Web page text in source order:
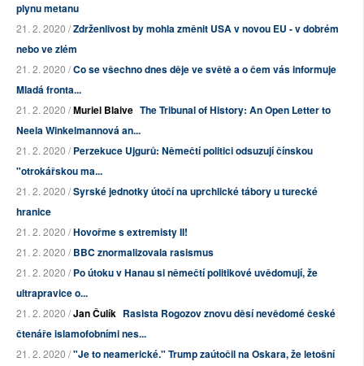
plynu metanu
21. 2. 2020 /Zdrženlivost by mohla změnit USA v novou EU - v dobrém
nebo ve zlém
21. 2. 2020 /Co se všechno dnes děje ve světě a o čem vás informuje
Mladá fronta...
21. 2. 2020 /Muriel Blaive The Tribunal of History: An Open Letter to
Neela Winkelmannová an...
21. 2. 2020 /Perzekuce Ujgurů: Němečtí politici odsuzují čínskou
"otrokářskou ma...
21. 2. 2020 /Syrské jednotky útočí na uprchlické tábory u turecké
hranice
21. 2. 2020 /Hovořme s extremisty II!
21. 2. 2020 /BBC znormalizovala rasismus
21. 2. 2020 /Po útoku v Hanau si němečtí politikové uvědomují, že
ultrapravice o...
21. 2. 2020 /Jan Čulík Rasista Rogozov znovu děsí nevědomé české
čtenáře islamofobními nes...
21. 2. 2020 /"Je to neamerické." Trump zaútočil na Oskara, že letošní